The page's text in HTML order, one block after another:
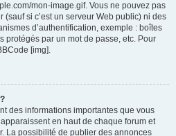
mon-image.gif. Vous ne pouvez pas
(sauf si c’est un serveur Web public) ni des
d’authentification, exemple : boîtes
protégés par un mot de passe, etc. Pour
[img].
des informations importantes que vous
en haut de chaque forum et
La possibilité de publier des annonces